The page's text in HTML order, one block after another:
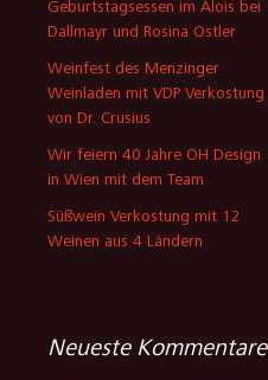
Geburtstagsessen im Alois bei
Dallmayr und Rosina Ostler
Weinfest des Menzinger
Weinladen mit VDP Verkostung
von Dr. Crusius
Wir feiern 40 Jahre OH Design
in Wien mit dem Team
Süßwein Verkostung mit 12
Weinen aus 4 Ländern
Neueste Kommentare